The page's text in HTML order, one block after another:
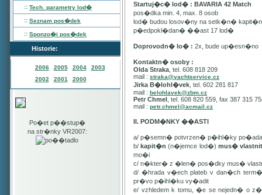
:: Tech. parametry lod�
:: Seznam pos�dek
:: Sponzo�i pos�dek
Historie:
2006 2005 2004
2003
2002
2001 2000
Po�et p��stup�
na str�nky VR2007:
Startuj�c� lod� : BAVARIA 42 Match
pos�dka min. 4, max. 8 osob
lod� budou losov�ny na setk�n�
p�edpokl�dan� ��ast 17 lod�
Doprovodn� lo� : 2x, bude up�esn�no
Kontaktn� osoby :
Olda Straka , tel. 608 818 209
mail : straka@yachtservice.cz
Jirka B�lohl�vek , tel. 602 281 817
mail : belohlavek@zbm.cz
Petr Chmel , tel. 608 820 559, fax 387 315
mail : petr.chmel@acmail.cz
II. PODM�NKY ��ASTI
a/ p�semn� potvrzen� p�ihl�ky
b/kapit�n(n�jemce lod�) mus�
mo�i
c/ n�kter� z �len� pos�dky mus�
d/ �hrada v�ech plateb v dan�ch
pr�vo p�ihl�ku vy�adit
e/ vzhledem k tomu, �e se nejedn� o